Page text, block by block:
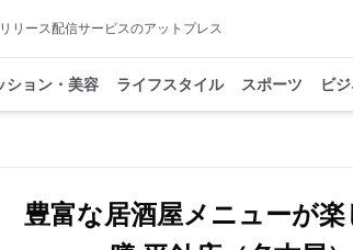
リース配信サービスのアットプレス
ション・美容 ライフスタイル スポーツ ビ
豊富な居酒屋メニューが